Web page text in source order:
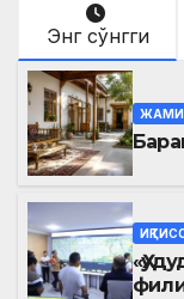
Энг сўнгги